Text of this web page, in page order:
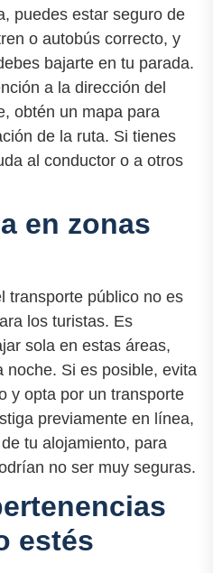
puedes estar seguro de
o autobús correcto, y
bajarte en tu parada.
a la dirección del
obtén un mapa para
de la ruta. Si tienes
al conductor o a otros
en zonas
transporte público no es
los turistas. Es
sola en estas áreas,
noche. Si es posible, evita
y opta por un transporte
previamente en línea,
tu alojamiento, para
no ser muy seguras.
estés